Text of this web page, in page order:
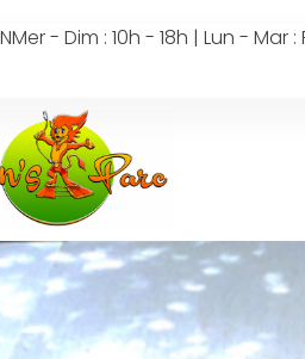
Mer - Dim : 10h - 18h | Lun -